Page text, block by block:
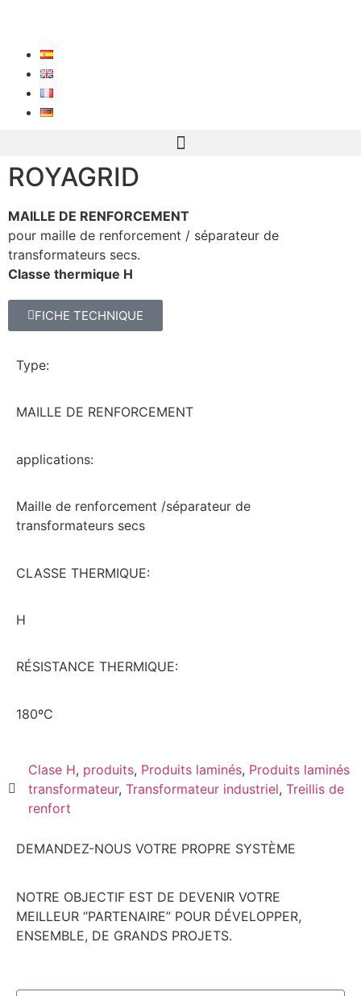
ROYAGRID
MAILLE DE RENFORCEMENT
pour maille de renforcement / séparateur de
transformateurs secs.
Classe thermique H
FICHE TECHNIQUE
Type:
MAILLE DE RENFORCEMENT
applications:
Maille de renforcement /séparateur de
transformateurs secs
CLASSE THERMIQUE:
H
RÉSISTANCE THERMIQUE:
180ºC
Clase H, produits, Produits laminés, Produits laminés
transformateur, Transformateur industriel, Treillis de
renfort
DEMANDEZ-NOUS VOTRE PROPRE SYSTÈME
NOTRE OBJECTIF EST DE DEVENIR VOTRE
MEILLEUR “PARTENAIRE” POUR DÉVELOPPER,
ENSEMBLE, DE GRANDS PROJETS.